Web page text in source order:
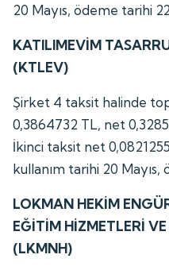
20 Mayıs, ödeme tarihi
KATILIMEVİM
(KTLEV)
Şirket 4 taksit halinde
0,3864732 TL, net
İkinci taksit net
kullanım tarihi 20 Mayıs,
LOKMAN HEKİM
EĞİTİM HİZMETLERİ
(LKMNH)